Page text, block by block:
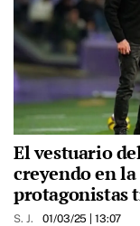
El vestuario
creyendo en
protagonistas
S. J. 01/03/25 | 13:07